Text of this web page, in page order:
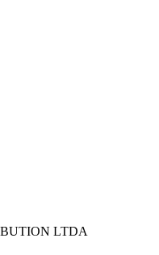
LTDA